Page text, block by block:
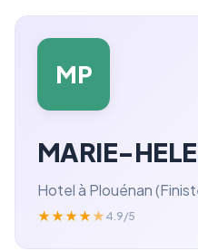
MP
MARIE-
Hotel à Plouénan
★★★★★ 4.9/5